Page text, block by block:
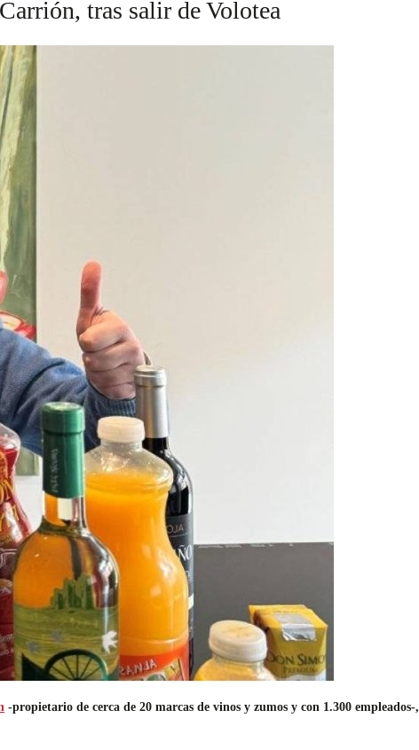
tras salir de Volotea
-propietario de cerca de 20 marcas de vinos y zumos y con 1.300 empleados-,